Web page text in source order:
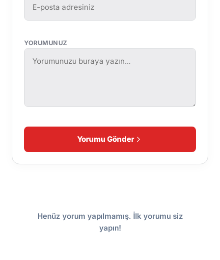
YORUMUNUZ
Yorumu Gönder
Henüz yorum yapılmamış. İlk yorumu siz
yapın!